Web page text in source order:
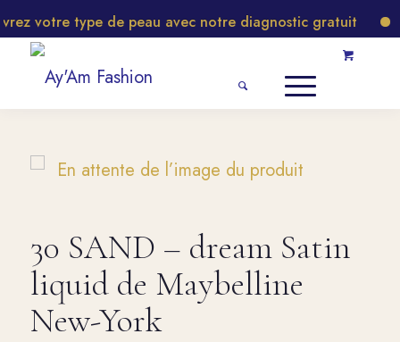
votre type de peau avec notre diagnostic gratuit
30 SAND – dream Satin
liquid de Maybelline
New-York